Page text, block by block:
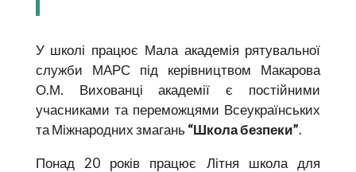
У школі працює Мала академія рятувальної
служби МАРС під керівництвом Макарова
О.М. Вихованці академії є постійними
учасниками та переможцями Всеукраїнських
та Міжнародних змагань “Школа безпеки”.
Понад 20 років працює Літня школа для